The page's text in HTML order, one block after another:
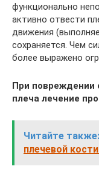
функционально
активно отвести
движения
сохраняется. Чем
более выражено
При
плеча лечение
Читайте также:
плечевой